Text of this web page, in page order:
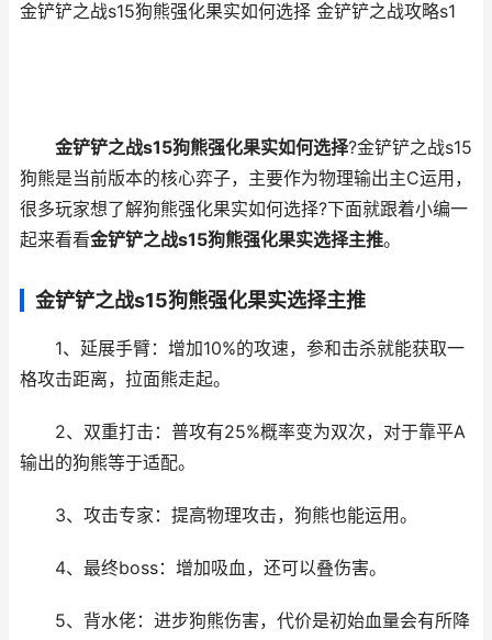
金铲铲之战s15狗熊强化果实如何选择 金铲铲之战攻略s1
金铲铲之战s15狗熊强化果实如何选择?金铲铲之战s15
狗熊是当前版本的核心弈子，主要作为物理输出主C运用，
很多玩家想了解狗熊强化果实如何选择?下面就跟着小编一
起来看看金铲铲之战s15狗熊强化果实选择主推。
金铲铲之战s15狗熊强化果实选择主推
1、延展手臂：增加10%的攻速，参和击杀就能获取一
格攻击距离，拉面熊走起。
2、双重打击：普攻有25%概率变为双次，对于靠平A
输出的狗熊等于适配。
3、攻击专家：提高物理攻击，狗熊也能运用。
4、最终boss：增加吸血，还可以叠伤害。
5、背水佬：进步狗熊伤害，代价是初始血量会有所降